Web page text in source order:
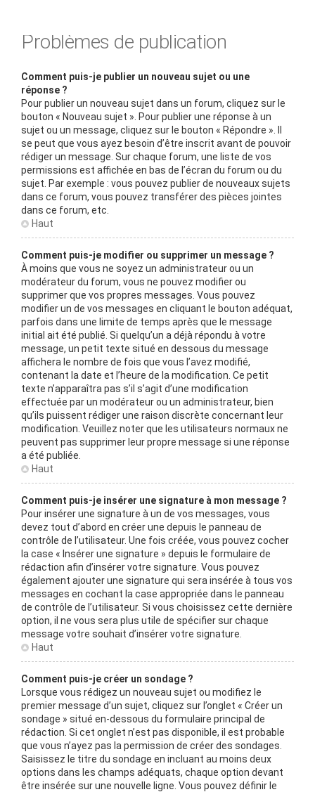
Problèmes de publication
Comment puis-je publier un nouveau sujet ou une
réponse ?
Pour publier un nouveau sujet dans un forum, cliquez sur le
bouton « Nouveau sujet ». Pour publier une réponse à un
sujet ou un message, cliquez sur le bouton « Répondre ». Il
se peut que vous ayez besoin d’être inscrit avant de pouvoir
rédiger un message. Sur chaque forum, une liste de vos
permissions est affichée en bas de l’écran du forum ou du
sujet. Par exemple : vous pouvez publier de nouveaux sujets
dans ce forum, vous pouvez transférer des pièces jointes
dans ce forum, etc.
Haut
Comment puis-je modifier ou supprimer un message ?
À moins que vous ne soyez un administrateur ou un
modérateur du forum, vous ne pouvez modifier ou
supprimer que vos propres messages. Vous pouvez
modifier un de vos messages en cliquant le bouton adéquat,
parfois dans une limite de temps après que le message
initial ait été publié. Si quelqu’un a déjà répondu à votre
message, un petit texte situé en dessous du message
affichera le nombre de fois que vous l’avez modifié,
contenant la date et l’heure de la modification. Ce petit
texte n’apparaîtra pas s’il s’agit d’une modification
effectuée par un modérateur ou un administrateur, bien
qu’ils puissent rédiger une raison discrète concernant leur
modification. Veuillez noter que les utilisateurs normaux ne
peuvent pas supprimer leur propre message si une réponse
a été publiée.
Haut
Comment puis-je insérer une signature à mon message ?
Pour insérer une signature à un de vos messages, vous
devez tout d’abord en créer une depuis le panneau de
contrôle de l’utilisateur. Une fois créée, vous pouvez cocher
la case « Insérer une signature » depuis le formulaire de
rédaction afin d’insérer votre signature. Vous pouvez
également ajouter une signature qui sera insérée à tous vos
messages en cochant la case appropriée dans le panneau
de contrôle de l’utilisateur. Si vous choisissez cette dernière
option, il ne vous sera plus utile de spécifier sur chaque
message votre souhait d’insérer votre signature.
Haut
Comment puis-je créer un sondage ?
Lorsque vous rédigez un nouveau sujet ou modifiez le
premier message d’un sujet, cliquez sur l’onglet « Créer un
sondage » situé en-dessous du formulaire principal de
rédaction. Si cet onglet n’est pas disponible, il est probable
que vous n’ayez pas la permission de créer des sondages.
Saisissez le titre du sondage en incluant au moins deux
options dans les champs adéquats, chaque option devant
être insérée sur une nouvelle ligne. Vous pouvez définir le